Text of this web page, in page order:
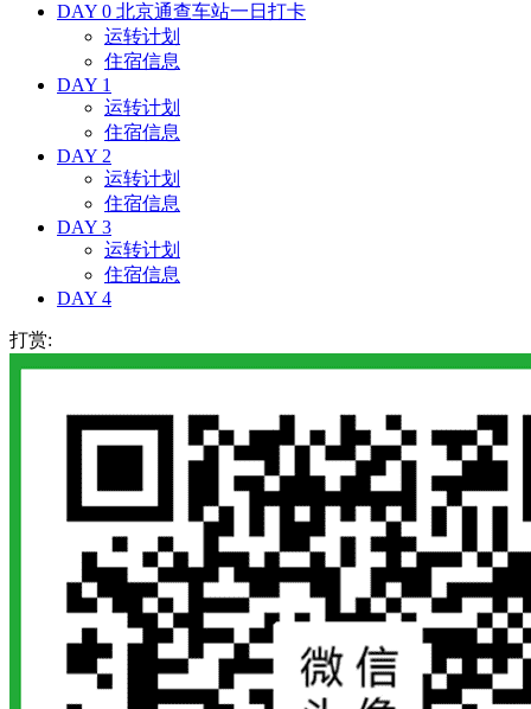
DAY 0 北京通查车站一日打卡
运转计划
住宿信息
DAY 1
运转计划
住宿信息
DAY 2
运转计划
住宿信息
DAY 3
运转计划
住宿信息
DAY 4
打赏: